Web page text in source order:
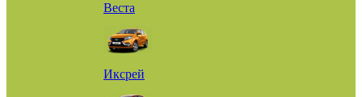
Веста
Иксрей